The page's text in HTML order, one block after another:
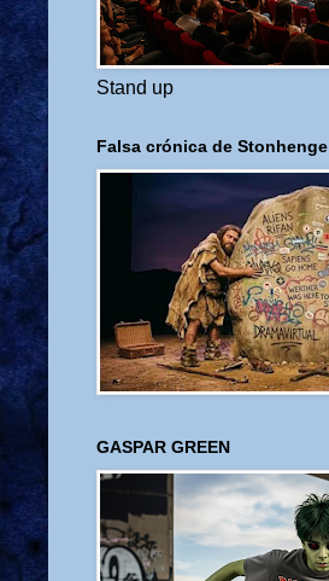
Stand up
Falsa crónica de Stonhenge
GASPAR GREEN